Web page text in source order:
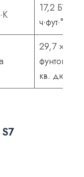
17,2 БТЕ/
ч·фут·°F
29,7 × 10⁶
фунтов на
кв. дюйм